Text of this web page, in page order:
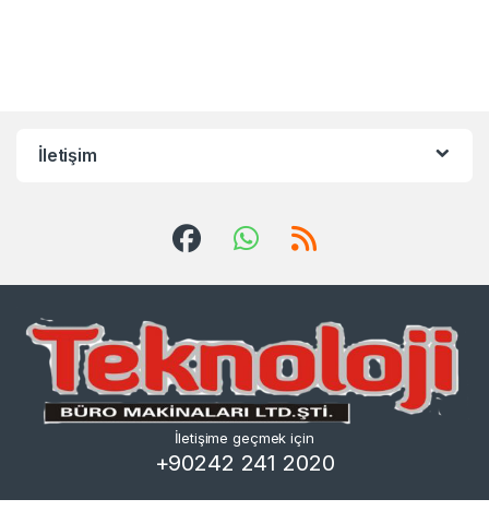
İletişim
İletişime geçmek için
+90242 241 2020